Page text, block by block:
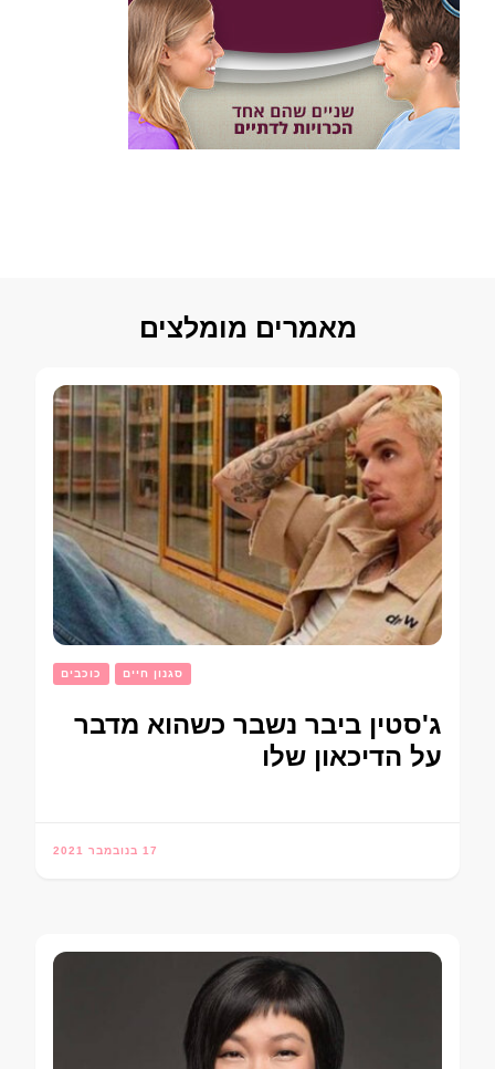
מאמרים מומלצים
כוכבים סגנון חיים
ג'סטין ביבר נשבר כשהוא מדבר
על הדיכאון שלו
17 בנובמבר 2021